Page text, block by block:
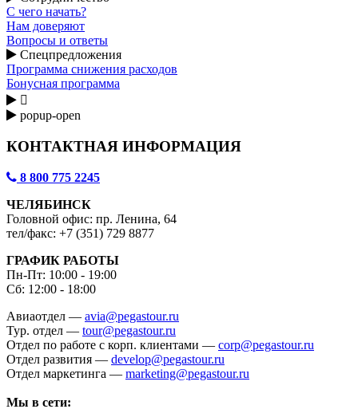
С чего начать?
Нам доверяют
Вопросы и ответы
Спецпредложения
Программа снижения расходов
Бонусная программа

popup-open
КОНТАКТНАЯ ИНФОРМАЦИЯ
8 800 775 2245
ЧЕЛЯБИНСК
Головной офис: пр. Ленина, 64
тел/факс: +7 (351) 729 8877
ГРАФИК РАБОТЫ
Пн-Пт: 10:00 - 19:00
Сб: 12:00 - 18:00
Авиаотдел — avia@pegastour.ru
Тур. отдел — tour@pegastour.ru
Отдел по работе с корп. клиентами — corp@pegastour.ru
Отдел развития — develop@pegastour.ru
Отдел маркетинга — marketing@pegastour.ru
Мы в сети: